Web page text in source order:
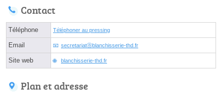
Contact
Téléphone Téléphoner au pressing
Email secretariatⓐblanchisserie-thd.fr
Site web blanchisserie-thd.fr
Plan et adresse